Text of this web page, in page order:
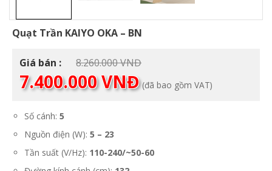
Quạt Trần KAIYO OKA – BN
Giá bán : 8.260.000VNĐGiá
là:
7.400.000VNĐGiá
hiện
(đã bao gồm VAT)
Số cánh: 5
Nguồn điện (W): 5 – 23
Tần suất (V/Hz): 110-240/~50-60